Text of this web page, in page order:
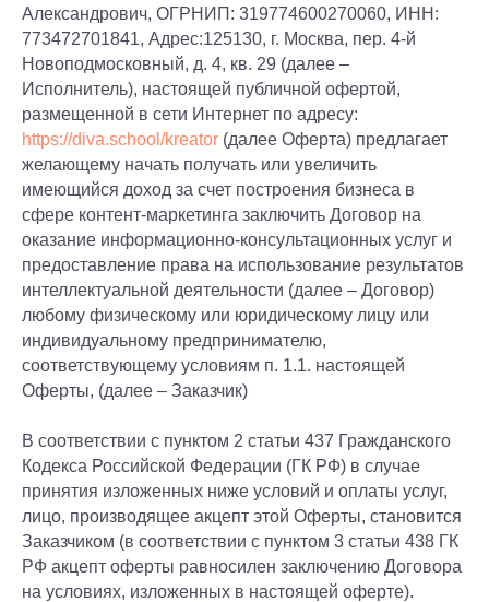
Александрович, ОГРНИП: 319774600270060, ИНН:
773472701841, Адрес:125130, г. Москва, пер. 4-й
Новоподмосковный, д. 4, кв. 29 (далее –
Исполнитель), настоящей публичной офертой,
размещенной в сети Интернет по адресу:
https://diva.school/kreator (далее Оферта) предлагает
желающему начать получать или увеличить
имеющийся доход за счет построения бизнеса в
сфере контент-маркетинга заключить Договор на
оказание информационно-консультационных услуг и
предоставление права на использование результатов
интеллектуальной деятельности (далее – Договор)
любому физическому или юридическому лицу или
индивидуальному предпринимателю,
соответствующему условиям п. 1.1. настоящей
Оферты, (далее – Заказчик)
В соответствии с пунктом 2 статьи 437 Гражданского
Кодекса Российской Федерации (ГК РФ) в случае
принятия изложенных ниже условий и оплаты услуг,
лицо, производящее акцепт этой Оферты, становится
Заказчиком (в соответствии с пунктом 3 статьи 438 ГК
РФ акцепт оферты равносилен заключению Договора
на условиях, изложенных в настоящей оферте).